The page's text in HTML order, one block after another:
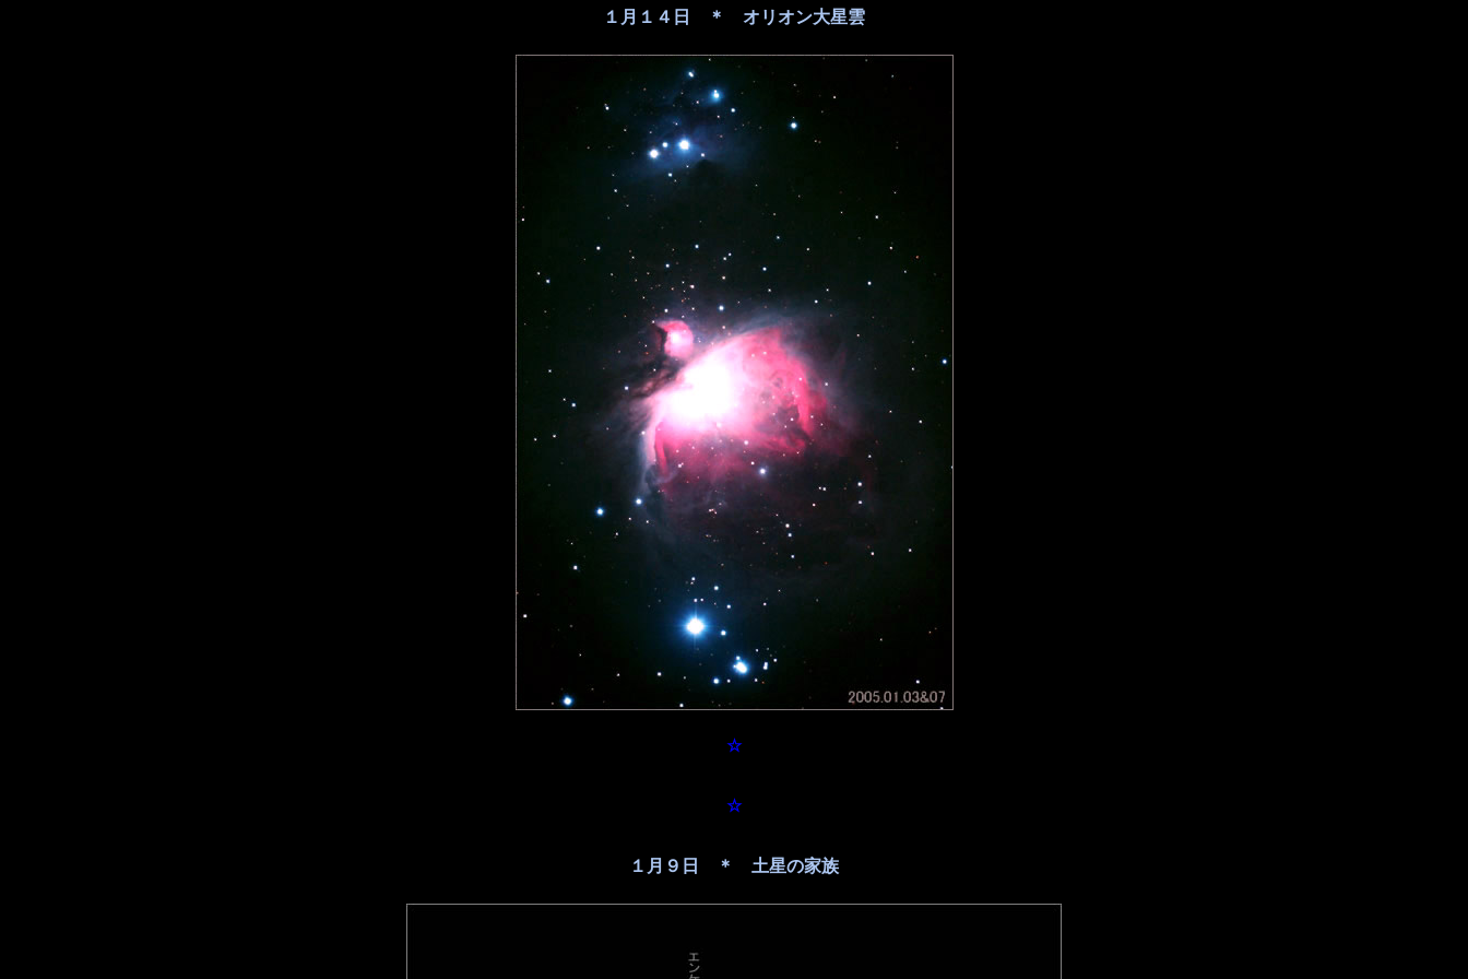
１月１４日 ＊ オリオン大星雲
☆
☆
１月９日 ＊ 土星の家族